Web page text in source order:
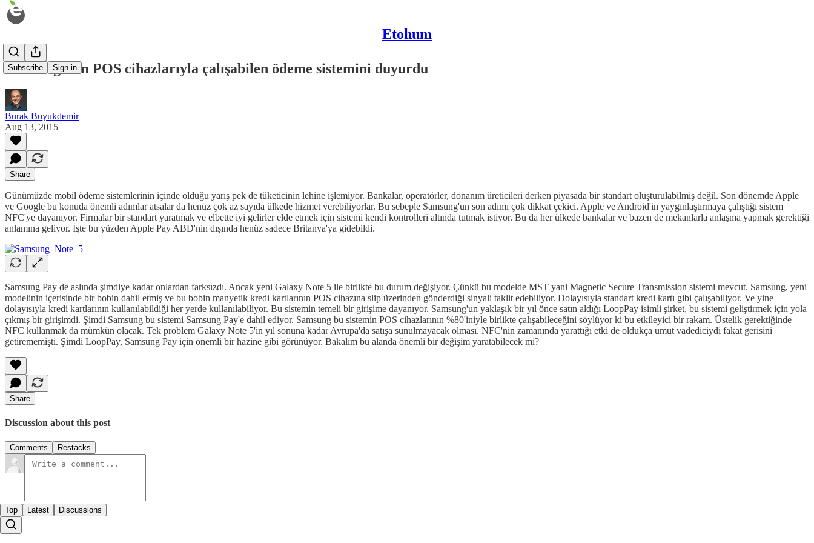
Etohum
Subscribe Sign in
Samsung tüm POS cihazlarıyla çalışabilen ödeme sistemini duyurdu
Burak Buyukdemir
Aug 13, 2015
Share
Günümüzde mobil ödeme sistemlerinin içinde olduğu yarış pek de tüketicinin lehine işlemiyor. Bankalar, operatörler, donanım üreticileri derken piyasada bir standart oluşturulabilmiş değil. Son dönemde Apple
ve Google bu konuda önemli adımlar atsalar da henüz çok az sayıda ülkede hizmet verebiliyorlar. Bu sebeple Samsung'un son adımı çok dikkat çekici. Apple ve Android'in yaygınlaştırmaya çalıştığı sistem
NFC'ye dayanıyor. Firmalar bir standart yaratmak ve elbette iyi gelirler elde etmek için sistemi kendi kontrolleri altında tutmak istiyor. Bu da her ülkede bankalar ve bazen de mekanlarla anlaşma yapmak gerektiği
anlamına geliyor. İşte bu yüzden Apple Pay ABD'nin dışında henüz sadece Britanya'ya gidebildi.
Samsung Pay de aslında şimdiye kadar onlardan farksızdı. Ancak yeni Galaxy Note 5 ile birlikte bu durum değişiyor. Çünkü bu modelde MST yani Magnetic Secure Transmission sistemi mevcut. Samsung, yeni
modelinin içerisinde bir bobin dahil etmiş ve bu bobin manyetik kredi kartlarının POS cihazına slip üzerinden gönderdiği sinyali taklit edebiliyor. Dolayısıyla standart kredi kartı gibi çalışabiliyor. Ve yine
dolayısıyla kredi kartlarının kullanılabildiği her yerde kullanılabiliyor. Bu sistemin temeli bir girişime dayanıyor. Samsung'un yaklaşık bir yıl önce satın aldığı LoopPay isimli şirket, bu sistemi geliştirmek için yola
çıkmış bir girişimdi. Şimdi Samsung bu sistemi Samsung Pay'e dahil ediyor. Samsung bu sistemin POS cihazlarının %80'iniyle birlikte çalışabileceğini söylüyor ki bu etkileyici bir rakam. Üstelik gerektiğinde
NFC kullanmak da mümkün olacak. Tek problem Galaxy Note 5'in yıl sonuna kadar Avrupa'da satışa sunulmayacak olması. NFC'nin zamanında yarattığı etki de oldukça umut vadediciydi fakat gerisini
getirememişti. Şimdi LoopPay, Samsung Pay için önemli bir hazine gibi görünüyor. Bakalım bu alanda önemli bir değişim yaratabilecek mi?
Share
Discussion about this post
Comments Restacks
Top Latest Discussions